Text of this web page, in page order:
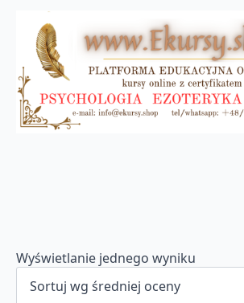
Wyświetlanie jednego wyniku